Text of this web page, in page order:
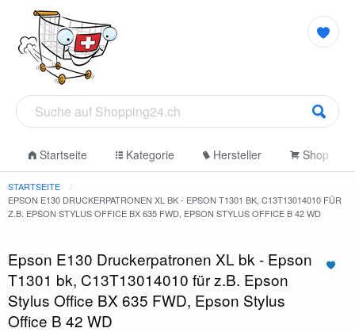
Startseite Kategorie Hersteller Shop
STARTSEITE
EPSON E130 DRUCKERPATRONEN XL BK - EPSON T1301 BK, C13T13014010 FÜR
Z.B. EPSON STYLUS OFFICE BX 635 FWD, EPSON STYLUS OFFICE B 42 WD
Epson E130 Druckerpatronen XL bk - Epson
T1301 bk, C13T13014010 für z.B. Epson
Stylus Office BX 635 FWD, Epson Stylus
Office B 42 WD